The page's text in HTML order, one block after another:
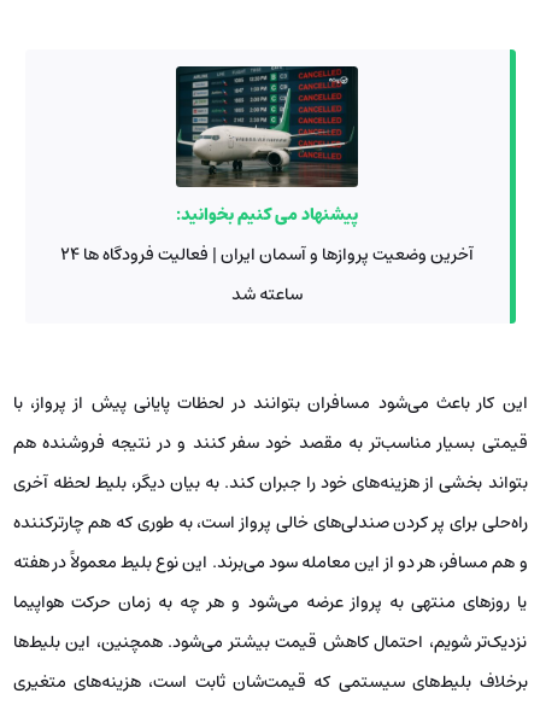
پیشنهاد می کنیم بخوانید:
آخرین وضعیت پروازها و آسمان ایران | فعالیت فرودگاه ها 24
ساعته شد
این کار باعث می‌شود مسافران بتوانند در لحظات پایانی پیش از پرواز، با
قیمتی بسیار مناسب‌تر به مقصد خود سفر کنند و در نتیجه فروشنده هم
بتواند بخشی از هزینه‌های خود را جبران کند. به بیان دیگر، بلیط لحظه آخری
راه‌حلی برای پر کردن صندلی‌های خالی پرواز است، به طوری که هم چارترکننده
و هم مسافر، هر دو از این معامله سود می‌برند. این نوع بلیط معمولاً در هفته
یا روزهای منتهی به پرواز عرضه می‌شود و هر چه به زمان حرکت هواپیما
نزدیک‌تر شویم، احتمال کاهش قیمت بیشتر می‌شود. همچنین، این بلیط‌ها
برخلاف بلیط‌های سیستمی که قیمت‌شان ثابت است، هزینه‌های متغیری